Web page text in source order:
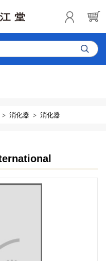
消化器 消化器